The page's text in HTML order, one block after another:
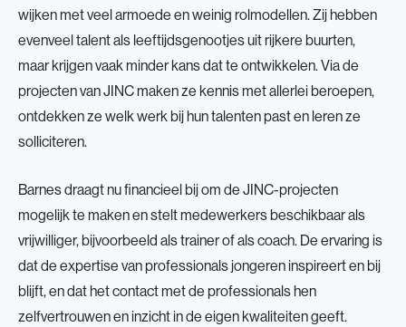
wijken met veel armoede en weinig rolmodellen. Zij hebben
evenveel talent als leeftijdsgenootjes uit rijkere buurten,
maar krijgen vaak minder kans dat te ontwikkelen. Via de
projecten van JINC maken ze kennis met allerlei beroepen,
ontdekken ze welk werk bij hun talenten past en leren ze
solliciteren.
Barnes draagt nu financieel bij om de JINC-projecten
mogelijk te maken en stelt medewerkers beschikbaar als
vrijwilliger, bijvoorbeeld als trainer of als coach. De ervaring is
dat de expertise van professionals jongeren inspireert en bij
blijft, en dat het contact met de professionals hen
zelfvertrouwen en inzicht in de eigen kwaliteiten geeft.